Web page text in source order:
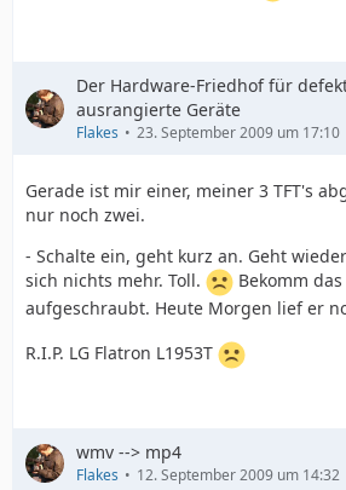
Der Hardware-Friedhof für
ausrangierte Geräte
Flakes 23. September 2009 um 17:10
Gerade ist mir einer, meiner 3 TFT's
nur noch zwei.
- Schalte ein, geht kurz an. Geht
sich nichts mehr. Toll.
Bekomm
aufgeschraubt. Heute Morgen lief er
R.I.P. LG Flatron L1953T
wmv --> mp4
Flakes 12. September 2009 um 14:32